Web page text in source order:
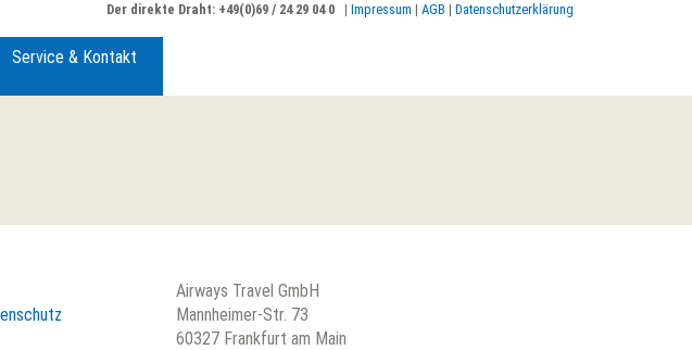
Der direkte Draht: +49(0)69 / 24 29 04 0 | Impressum | AGB | Datenschutzerklärung
Service & Kontakt
Airways Travel GmbH
Mannheimer-Str. 73
60327 Frankfurt am Main